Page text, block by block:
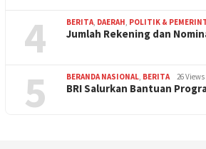
4 BERITA, DAERAH, POLITIK &
Jumlah Rekening dan
5 BERANDA NASIONAL, BERITA 26 Views
BRI Salurkan Bantuan